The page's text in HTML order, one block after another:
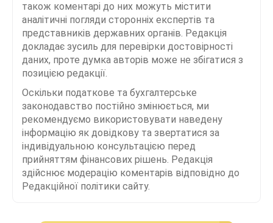
також коментарі до них можуть містити
аналітичні погляди сторонніх експертів та
представників державних органів. Редакція
докладає зусиль для перевірки достовірності
даних, проте думка авторів може не збігатися з
позицією редакції.
Оскільки податкове та бухгалтерське
законодавство постійно змінюється, ми
рекомендуємо використовувати наведену
інформацію як довідкову та звертатися за
індивідуальною консультацією перед
прийняттям фінансових рішень. Редакція
здійснює модерацію коментарів відповідно до
Редакційної політики сайту.